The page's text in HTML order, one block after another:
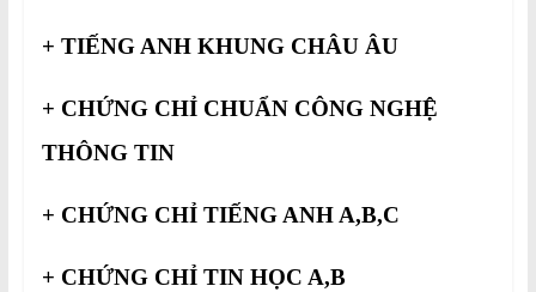
+ TIẾNG ANH KHUNG CHÂU ÂU
+ CHỨNG CHỈ CHUẨN CÔNG NGHỆ
THÔNG TIN
+ CHỨNG CHỈ TIẾNG ANH A,B,C
+ CHỨNG CHỈ TIN HỌC A,B